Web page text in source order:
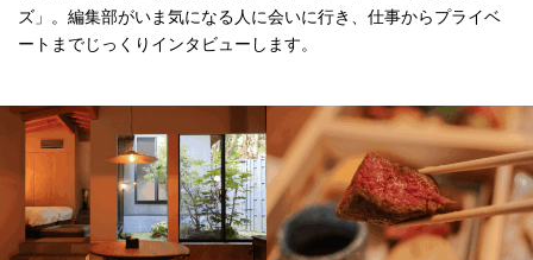
ズ」。編集部がいま気になる人に会いに行き、仕事からプライベ
ートまでじっくりインタビューします。